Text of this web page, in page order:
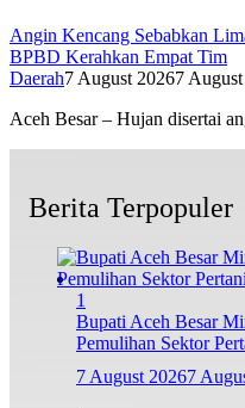
Angin Kencang Sebabkan
BPBD Kerahkan Empat Tim
Daerah7 August 20267
Aceh Besar – Hujan disertai
Berita Terpopuler
1
Bupati Aceh Besar
Pemulihan Sektor
7 August 20267